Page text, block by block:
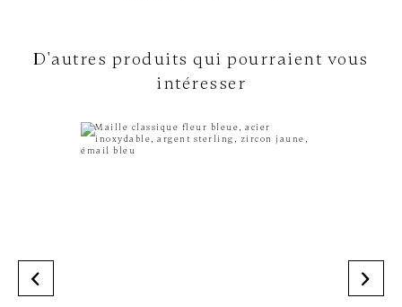
D'autres produits qui pourraient vous
intéresser